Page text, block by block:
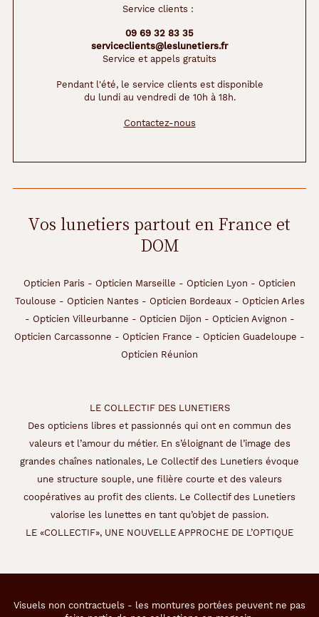
l
de
la
monture
Détails
techniques
Enfant
de
Service clients :
09 69 32 83 35
serviceclients@leslunetiers.fr
Service et appels gratuits
Pendant l'été, le service clients est disponible
du lundi au vendredi de 10h à 18h.
Contactez-nous
Vos lunetiers partout en France et
DOM
Opticien Paris - Opticien Marseille - Opticien Lyon - Opticien
Toulouse - Opticien Nantes - Opticien Bordeaux- Opticien Arles
- Opticien Villeurbanne - Opticien Dijon - Opticien Avignon -
Opticien Carcassonne - Opticien France - Opticien Guadeloupe -
Opticien Réunion
LE COLLECTIF DES LUNETIERS
Des opticiens libres et passionnés qui ont en commun des
valeurs et l’amour du métier. En s’éloignant de l’image des
grandes chaînes nationales, Le Collectif des Lunetiers évoque
une structure souple, une filière courte et des valeurs
coopératives au profit des clients. Le Collectif des Lunetiers
valorise les lunettes en tant qu’objet de passion.
LE «COLLECTIF», UNE NOUVELLE APPROCHE DE L’OPTIQUE
Visuels non contractuels - les montures portées peuvent ne pas